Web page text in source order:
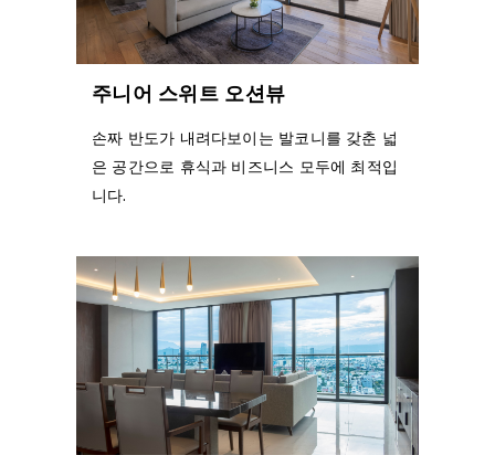
주니어 스위트 오션뷰
손짜 반도가 내려다보이는 발코니를 갖춘 넓
은 공간으로 휴식과 비즈니스 모두에 최적입
니다.